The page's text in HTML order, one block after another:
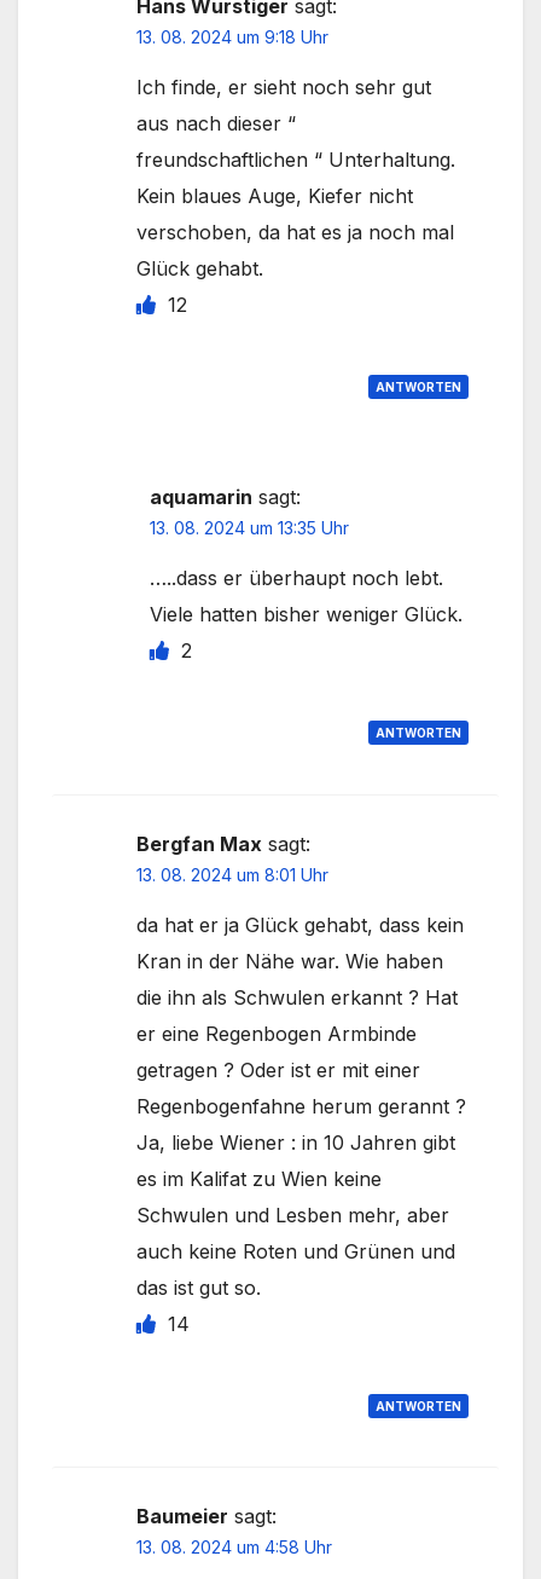
Hans Wurstiger sagt:
13. 08. 2024 um 9:18 Uhr
Ich finde, er sieht noch sehr gut
aus nach dieser “
freundschaftlichen “ Unterhaltung.
Kein blaues Auge, Kiefer nicht
verschoben, da hat es ja noch mal
Glück gehabt.
12
ANTWORTEN
aquamarin sagt:
13. 08. 2024 um 13:35 Uhr
…..dass er überhaupt noch lebt.
Viele hatten bisher weniger Glück.
2
ANTWORTEN
Bergfan Max sagt:
13. 08. 2024 um 8:01 Uhr
da hat er ja Glück gehabt, dass kein
Kran in der Nähe war. Wie haben
die ihn als Schwulen erkannt ? Hat
er eine Regenbogen Armbinde
getragen ? Oder ist er mit einer
Regenbogenfahne herum gerannt ?
Ja, liebe Wiener : in 10 Jahren gibt
es im Kalifat zu Wien keine
Schwulen und Lesben mehr, aber
auch keine Roten und Grünen und
das ist gut so.
14
ANTWORTEN
Baumeier sagt:
13. 08. 2024 um 4:58 Uhr